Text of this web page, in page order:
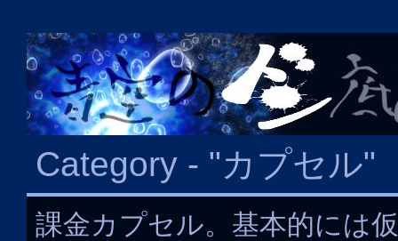
Category - "カプセル"
課金カプセル。基本的には